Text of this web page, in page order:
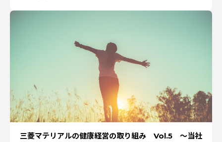
三菱マテリアルの健康経営の取り組み Vol.5 ～当社